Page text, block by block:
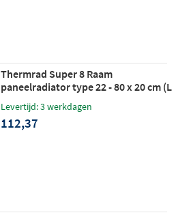
Thermrad Super 8 Raam
paneelradiator type 22 - 80 x 20 cm (L
Levertijd: 3 werkdagen
112,37